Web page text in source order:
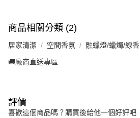
商品相關分類 (2)
居家清潔 空間香氛 融蠟燈/蠟燭/線香
🚚廠商直送專區
評價
喜歡這個商品嗎？購買後給他一個好評吧